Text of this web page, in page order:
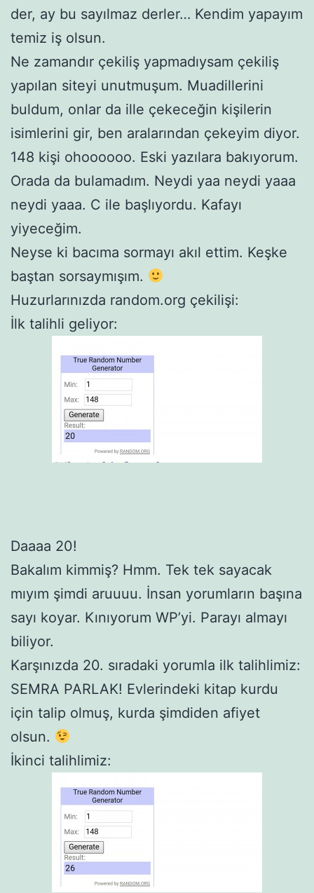
der, ay bu sayılmaz derler… Kendim yapayım
temiz iş olsun.
Ne zamandır çekiliş yapmadıysam çekiliş
yapılan siteyi unutmuşum. Muadillerini
buldum, onlar da ille çekeceğin kişilerin
isimlerini gir, ben aralarından çekeyim diyor.
148 kişi ohoooooo. Eski yazılara bakıyorum.
Orada da bulamadım. Neydi yaa neydi yaaa
neydi yaaa. C ile başlıyordu. Kafayı
yiyeceğim.
Neyse ki bacıma sormayı akıl ettim. Keşke
baştan sorsaymışım.
Huzurlarınızda random.org çekilişi:
İlk talihli geliyor:
Daaaa 20!
Bakalım kimmiş? Hmm. Tek tek sayacak
mıyım şimdi aruuuu. İnsan yorumların başına
sayı koyar. Kınıyorum WP’yi. Parayı almayı
biliyor.
Karşınızda 20. sıradaki yorumla ilk talihlimiz:
SEMRA PARLAK! Evlerindeki kitap kurdu
için talip olmuş, kurda şimdiden afiyet
olsun.
İkinci talihlimiz: